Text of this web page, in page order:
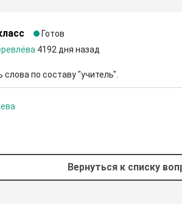
Готов
4192 дня назад
слова по составу "учитель".
Вернуться к списку